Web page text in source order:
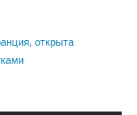
открыта